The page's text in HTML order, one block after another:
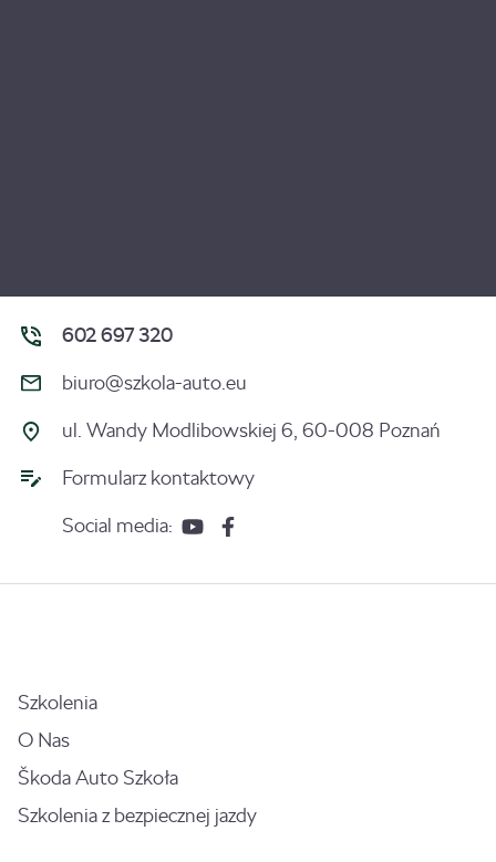
602 697 320
biuro@szkola-auto.eu
ul. Wandy Modlibowskiej 6, 60-008 Poznań
Formularz kontaktowy
Social media:
Szkolenia
O Nas
Škoda Auto Szkoła
Szkolenia z bezpiecznej jazdy